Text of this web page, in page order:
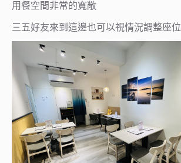
用餐空間非常的寬敞
三五好友來到這邊也可以視情況調整座位